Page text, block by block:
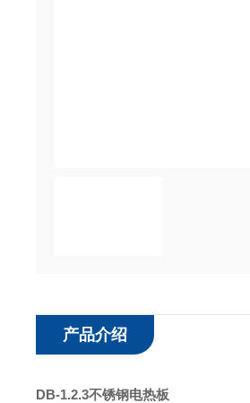
产品介绍
DB-1.2.3不锈钢电热板